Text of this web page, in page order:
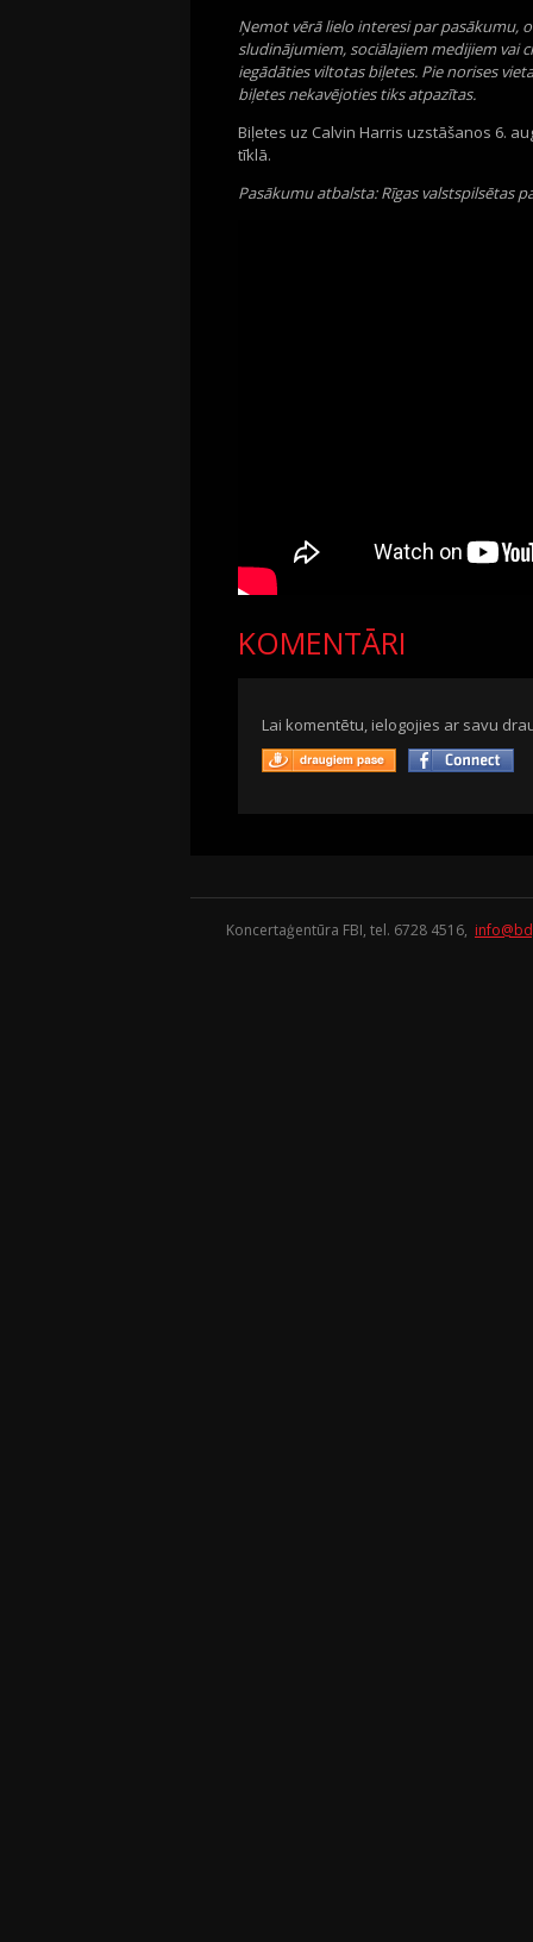
Ņemot vērā lielo interesi par pasākumu,
sludinājumiem, sociālajiem medijiem vai
iegādāties viltotas biļetes. Pie norises
biļetes nekavējoties tiks atpazītas.
Biļetes uz Calvin Harris uzstāšanos 6.
tīklā.
Pasākumu atbalsta: Rīgas valstspilsētas
KOMENTĀRI
Lai komentētu, ielogojies ar savu
Koncertaģentūra FBI, tel. 6728 4516,